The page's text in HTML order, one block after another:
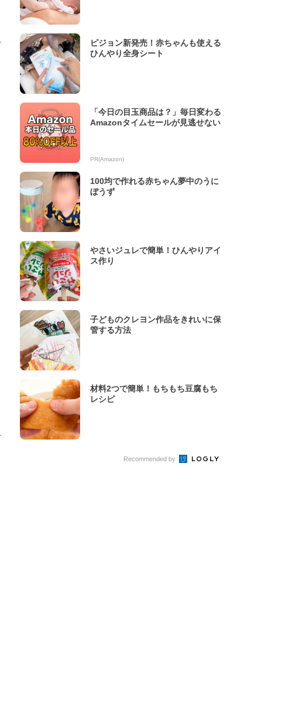
ピジョン新発売！赤ちゃんも使える
ひんやり全身シート
「今日の目玉商品は？」毎日変わる
Amazonタイムセールが見逃せない
PR(Amazon)
100均で作れる赤ちゃん夢中のうに
ぼうず
やさいジュレで簡単！ひんやりアイ
ス作り
子どものクレヨン作品をきれいに保
管する方法
材料2つで簡単！もちもち豆腐もち
レシピ
Recommended by